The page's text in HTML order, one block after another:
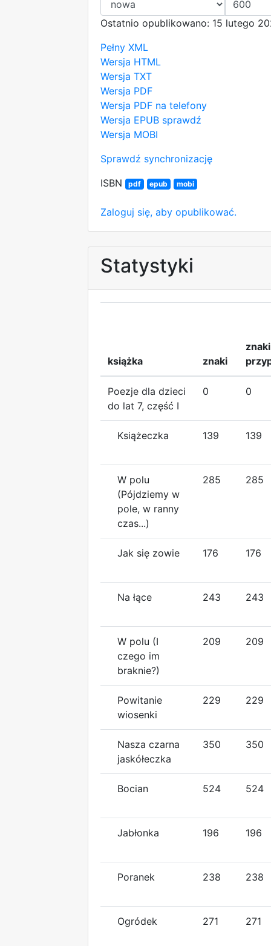
Ostatnio opublikowano: 15 lutego
Pełny XML
Wersja HTML
Wersja TXT
Wersja PDF
Wersja PDF na telefony
Wersja EPUB sprawdź
Wersja MOBI
Sprawdź synchronizację
ISBN
pdf epub mobi
Zaloguj się, aby opublikować.
Statystyki
książka znaki
Poezje dla dzieci
do lat 7, część I
0 0
Książeczka 139 139
W polu
(Pójdziemy w
pole, w ranny
czas...)
285 285
Jak się zowie 176 176
Na łące 243 243
W polu (I
czego im
braknie?)
209 209
Powitanie
wiosenki
229 229
Nasza czarna
jaskółeczka
350 350
Bocian 524 524
Jabłonka 196 196
Poranek 238 238
Ogródek 271 271